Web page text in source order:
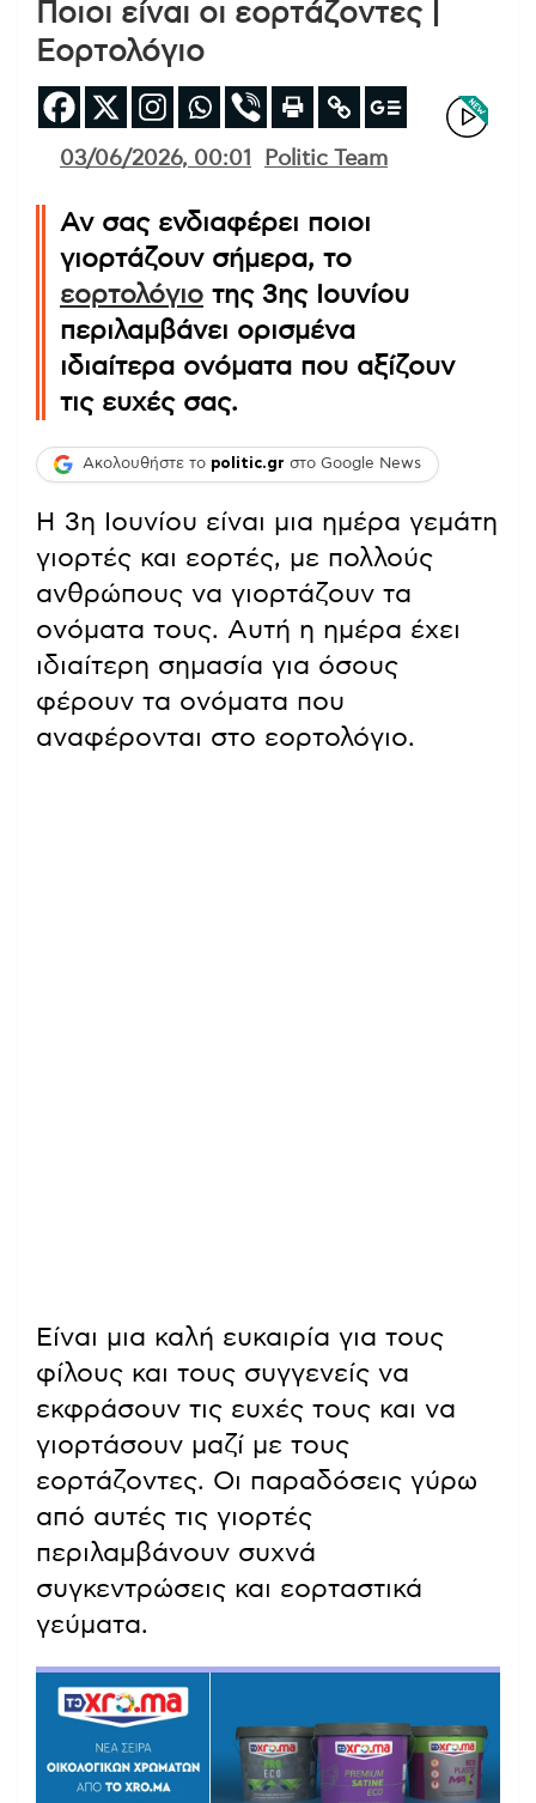
Ποιοι είναι οι εορτάζοντες |
Εορτολόγιο
03/06/2026, 00:01 Politic Team
Αν σας ενδιαφέρει ποιοι
γιορτάζουν σήμερα, το
εορτολόγιο της 3ης Ιουνίου
περιλαμβάνει ορισμένα
ιδιαίτερα ονόματα που αξίζουν
τις ευχές σας.
Ακολουθήστε το politic.gr στο Google News
Η 3η Ιουνίου είναι μια ημέρα γεμάτη
γιορτές και εορτές, με πολλούς
ανθρώπους να γιορτάζουν τα
ονόματα τους. Αυτή η ημέρα έχει
ιδιαίτερη σημασία για όσους
φέρουν τα ονόματα που
αναφέρονται στο εορτολόγιο.
Είναι μια καλή ευκαιρία για τους
φίλους και τους συγγενείς να
εκφράσουν τις ευχές τους και να
γιορτάσουν μαζί με τους
εορτάζοντες. Οι παραδόσεις γύρω
από αυτές τις γιορτές
περιλαμβάνουν συχνά
συγκεντρώσεις και εορταστικά
γεύματα.